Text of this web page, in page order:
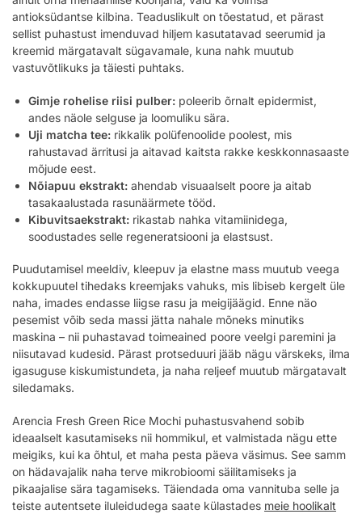
antioksüdantse kilbina. Teaduslikult on tõestatud, et pärast
sellist puhastust imenduvad hiljem kasutatavad seerumid ja
kreemid märgatavalt sügavamale, kuna nahk muutub
vastuvõtlikuks ja täiesti puhtaks.
Gimje rohelise riisi pulber: poleerib õrnalt epidermist,
andes näole selguse ja loomuliku sära.
Uji matcha tee: rikkalik polüfenoolide poolest, mis
rahustavad ärritusi ja aitavad kaitsta rakke keskkonnasaaste
mõjude eest.
Nõiapuu ekstrakt: ahendab visuaalselt poore ja aitab
tasakaalustada rasunäärmete tööd.
Kibuvitsaekstrakt: rikastab nahka vitamiinidega,
soodustades selle regeneratsiooni ja elastsust.
Puudutamisel meeldiv, kleepuv ja elastne mass muutub veega
kokkupuutel tihedaks kreemjaks vahuks, mis libiseb kergelt üle
naha, imades endasse liigse rasu ja meigijäägid. Enne näo
pesemist võib seda massi jätta nahale mõneks minutiks
maskina – nii puhastavad toimeained poore veelgi paremini ja
niisutavad kudesid. Pärast protseduuri jääb nägu värskeks, ilma
igasuguse kiskumistundeta, ja naha reljeef muutub märgatavalt
siledamaks.
Arencia Fresh Green Rice Mochi puhastusvahend sobib
ideaalselt kasutamiseks nii hommikul, et valmistada nägu ette
meigiks, kui ka õhtul, et maha pesta päeva väsimus. See samm
on hädavajalik naha terve mikrobioomi säilitamiseks ja
pikaajalise sära tagamiseks. Täiendada oma vannituba selle ja
teiste autentsete iluleidudega saate külastades meie hoolikalt